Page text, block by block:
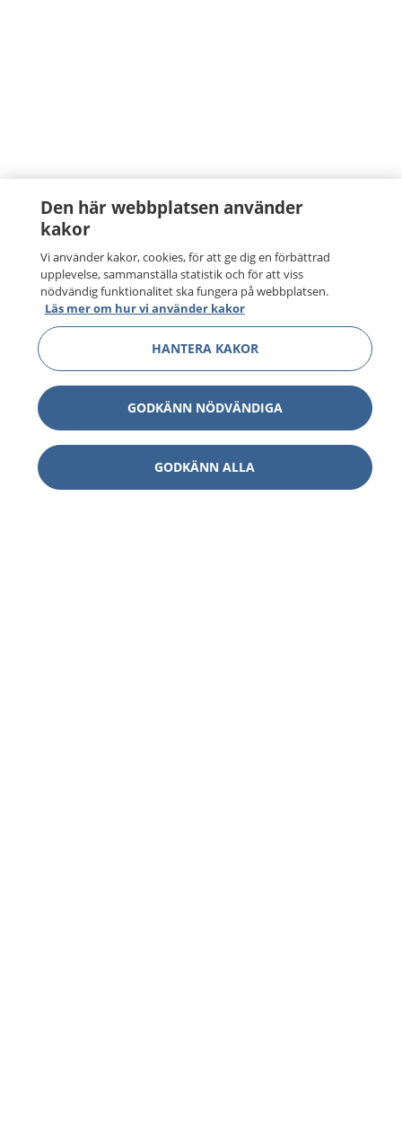
Den här webbplatsen använder
kakor
Vi använder kakor, cookies, för att ge dig en förbättrad
upplevelse, sammanställa statistik och för att viss
nödvändig funktionalitet ska fungera på webbplatsen.
Läs mer om hur vi använder kakor
HANTERA KAKOR
GODKÄNN NÖDVÄNDIGA
GODKÄNN ALLA